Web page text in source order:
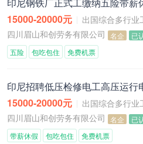
15000-20000元
出国综合多行业
四川眉山和创劳务有限公司 名企 已
五险 包吃包住 免费机票
印尼招聘低压检修电工高压运行
15000-20000元
出国综合多行业
四川眉山和创劳务有限公司 名企 已
带薪休假 包吃包住 免费机票